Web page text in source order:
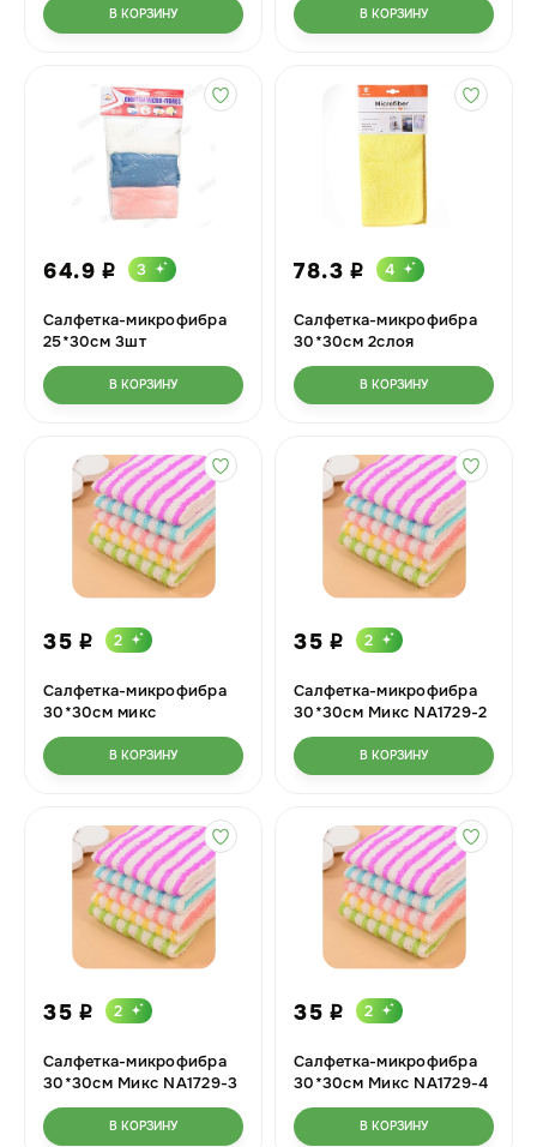
В КОРЗИНУ В КОРЗИНУ
64.9 i 3
Салфетка-микрофибра
25*30см 3шт
В КОРЗИНУ
78.3 i 4
Салфетка-микрофибра
30*30см 2слоя
(фольгированная сетка)
В КОРЗИНУ
35 i 2
Салфетка-микрофибра
30*30см микс
В КОРЗИНУ
35 i 2
Салфетка-микрофибра
30*30см Микс NA1729-2
В КОРЗИНУ
35 i 2
Салфетка-микрофибра
30*30см Микс NA1729-3
В КОРЗИНУ
35 i 2
Салфетка-микрофибра
30*30см Микс NA1729-4
В КОРЗИНУ